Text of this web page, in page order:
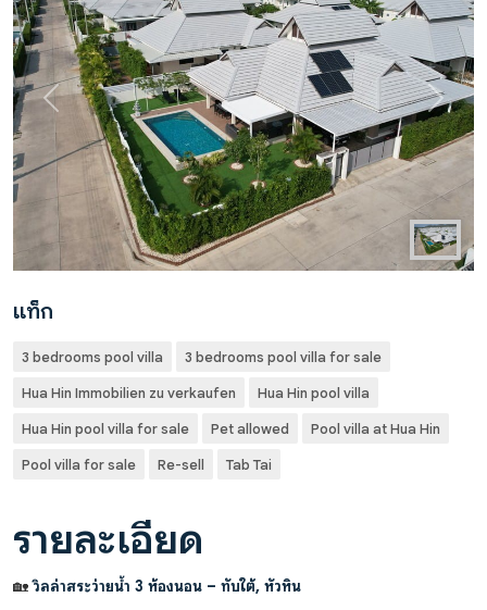
Previous Next
แท็ก
3 bedrooms pool villa
3 bedrooms pool villa for sale
Hua Hin Immobilien zu verkaufen
Hua Hin pool villa
Hua Hin pool villa for sale
Pet allowed
Pool villa at Hua Hin
Pool villa for sale
Re-sell Tab Tai
รายละเอียด
🏡วิลล่าสระว่ายน้ำ 3 ห้องนอน – ทับใต้, หัวหิน